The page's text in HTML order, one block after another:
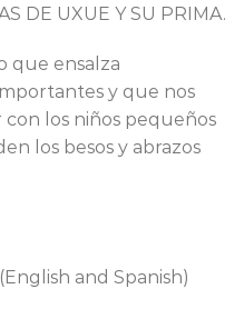
DE UXUE Y SU PRIMA.
que ensalza
y que nos
con los niños pequeños
los besos y abrazos
and Spanish)